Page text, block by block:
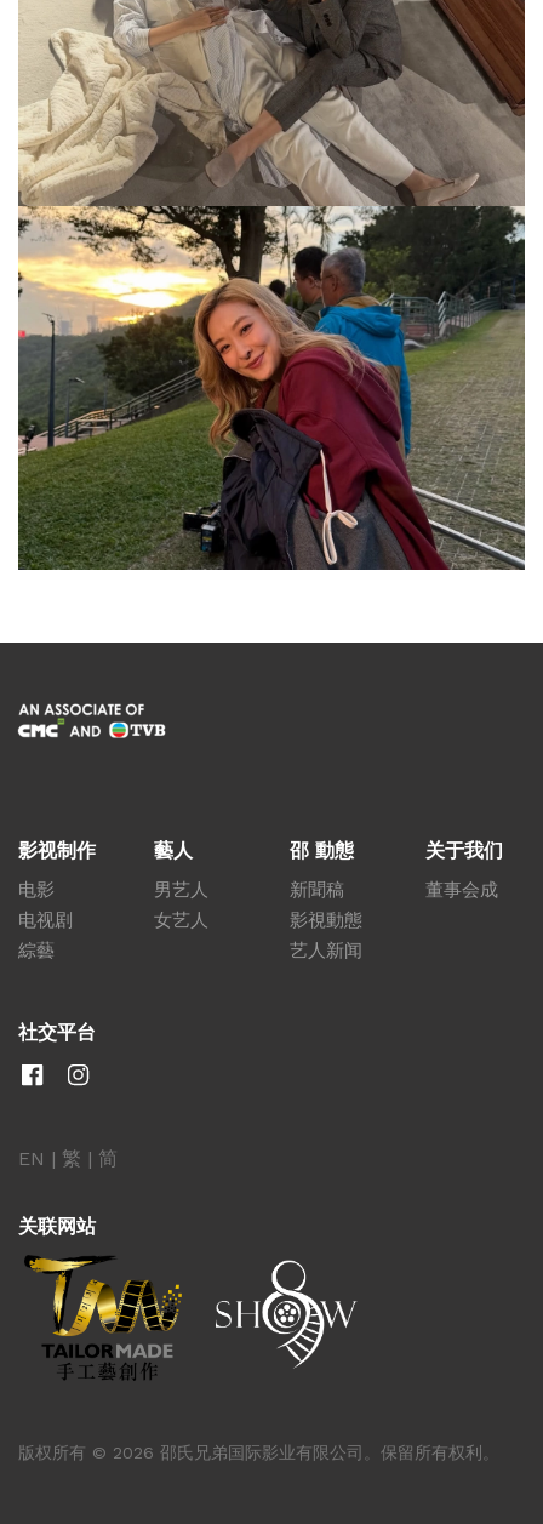
影视制作
电影
电视剧
綜藝
藝人
男艺人
女艺人
邵 動態
新聞稿
影視動態
艺人新闻
关于我们
董事会成
社交平台
EN | 繁 | 简
关联网站
版权所有 © 2026 邵氏兄弟国际影业有限公司。保留所有权利。